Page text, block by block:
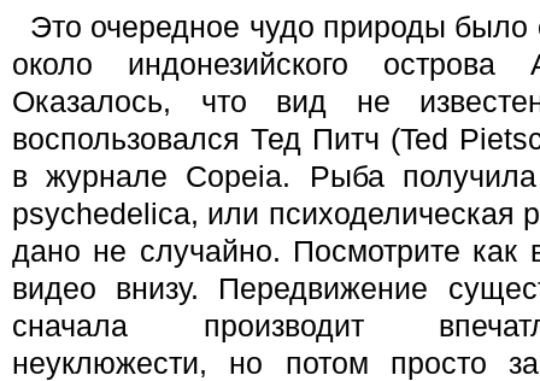
Это очередное чудо природы
около индонезийского
Оказалось, что вид не
воспользовался Тед Питч (Ted
в журнале Copeia. Рыба
psychedelica, или психоделическая
дано не случайно. Посмотрите как
видео внизу. Передвижение
сначала производит
неуклюжести, но потом просто